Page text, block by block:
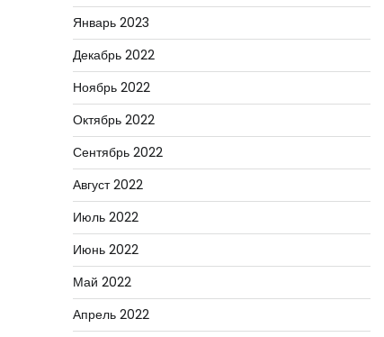
Январь 2023
Декабрь 2022
Ноябрь 2022
Октябрь 2022
Сентябрь 2022
Август 2022
Июль 2022
Июнь 2022
Май 2022
Апрель 2022